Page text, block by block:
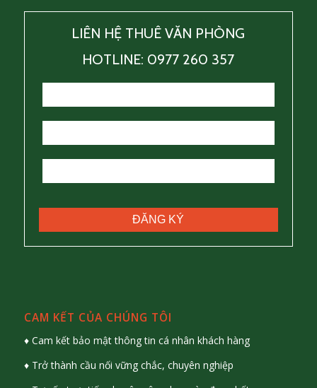
LIÊN HỆ THUÊ VĂN PHÒNG
HOTLINE: 0977 260 357
CAM KẾT CỦA CHÚNG TÔI
♦ Cam kết bảo mật thông tin cá nhân khách hàng
♦ Trở thành cầu nối vững chắc, chuyên nghiệp